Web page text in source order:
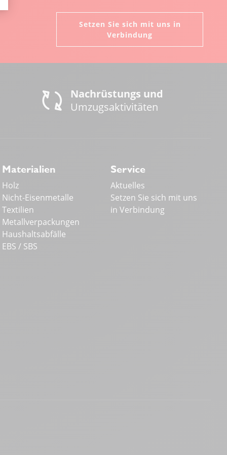
Setzen Sie sich mit uns in
Verbindung
Nachrüstungs und
Umzugsaktivitäten
Materialien
Holz
Nicht-Eisenmetalle
Textilien
Metallverpackungen
Haushaltsabfälle
EBS / SBS
Service
Aktuelles
Setzen Sie sich mit uns
in Verbindung